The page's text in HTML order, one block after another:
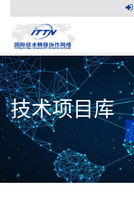
技术项目库